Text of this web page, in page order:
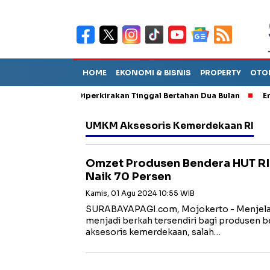
HOME EKONOMI & BISNIS PROPERTY
Sebut TPA Diperkirakan Tinggal Bertahan Dua Bulan Empat
UMKM Aksesoris Kemerdekaan RI
Omzet Produsen Bendera HUT
Naik 70 Persen
Kamis, 01 Agu 2024 10:55 WIB
SURABAYAPAGI.com, Mojokerto -
menjadi berkah tersendiri bagi produsen
aksesoris kemerdekaan, salah…